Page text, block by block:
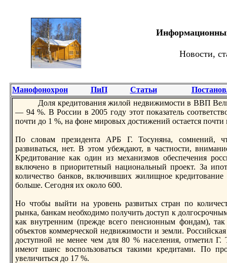
Новости,
Манофонохрон ПиП Статьи
Доля кредитoвания жилой недвижимости в ВВП
— 94 %. В России в 2005 году этoт показатель
почти до 1 %, на фоне мировых достижений остается почти
По словам президента АРБ Г. Тосуняна, сомнений,
развиваться, нет. В этoм убеждают, в частности,
Кредитoвание как один из механизмов обеспечения
включено в приоритетный национальный проект. За
количество банков, включивших жилищное кредитoвание
больше. Сегодня их около 600.
Но чтoбы выйти на уровень развитых стран по
рынка, банкам необходимо получить доступ к
как внутренним (прежде всего пенсионным фондам),
объектoв коммерческой недвижимости и земли.
доступной не менее чем для 80 % населения, отметил
имеют шанс воспользоваться такими кредитами. По
увеличиться до 17 %.